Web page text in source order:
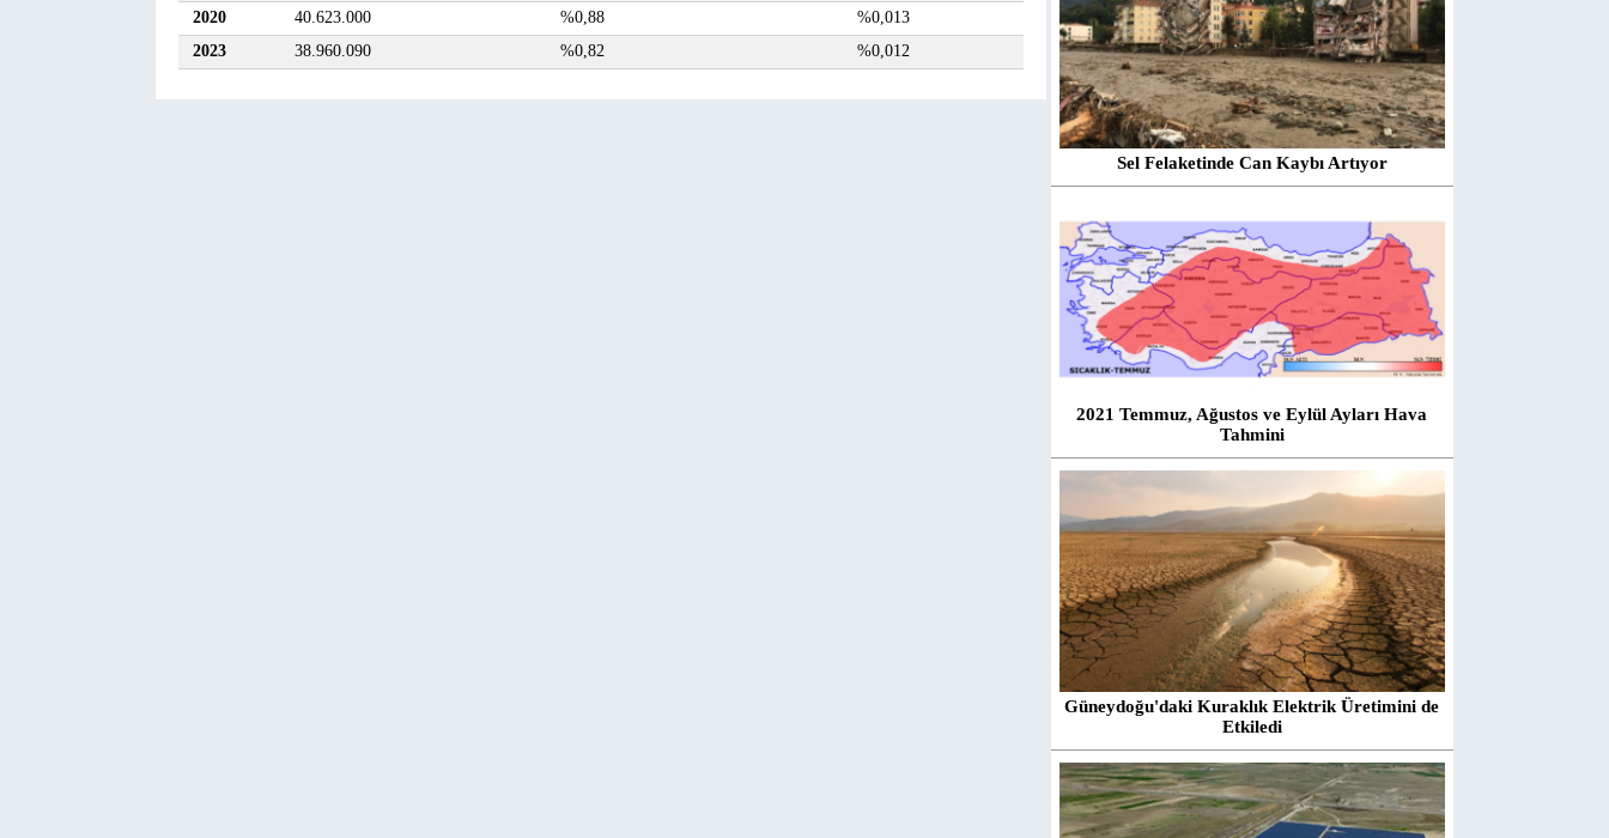
2020
40.623.000 %0,88
%0,013
2023
38.960.090 %0,82 %0,012
Sel Felaketinde Can Kaybı Artıyor
2021 Temmuz, Ağustos ve Eylül Ayları Hava
Tahmini
Güneydoğu'daki Kuraklık Elektrik Üretimini de
Etkiledi